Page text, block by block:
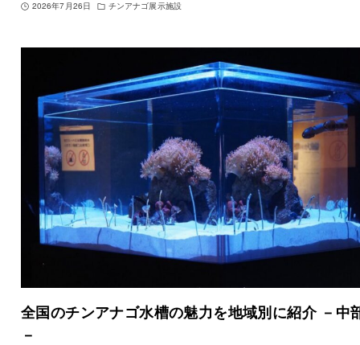
2026年7月26日 チンアナゴ展示施設
全国のチンアナゴ水槽の魅力を地域別に紹介 －中
－